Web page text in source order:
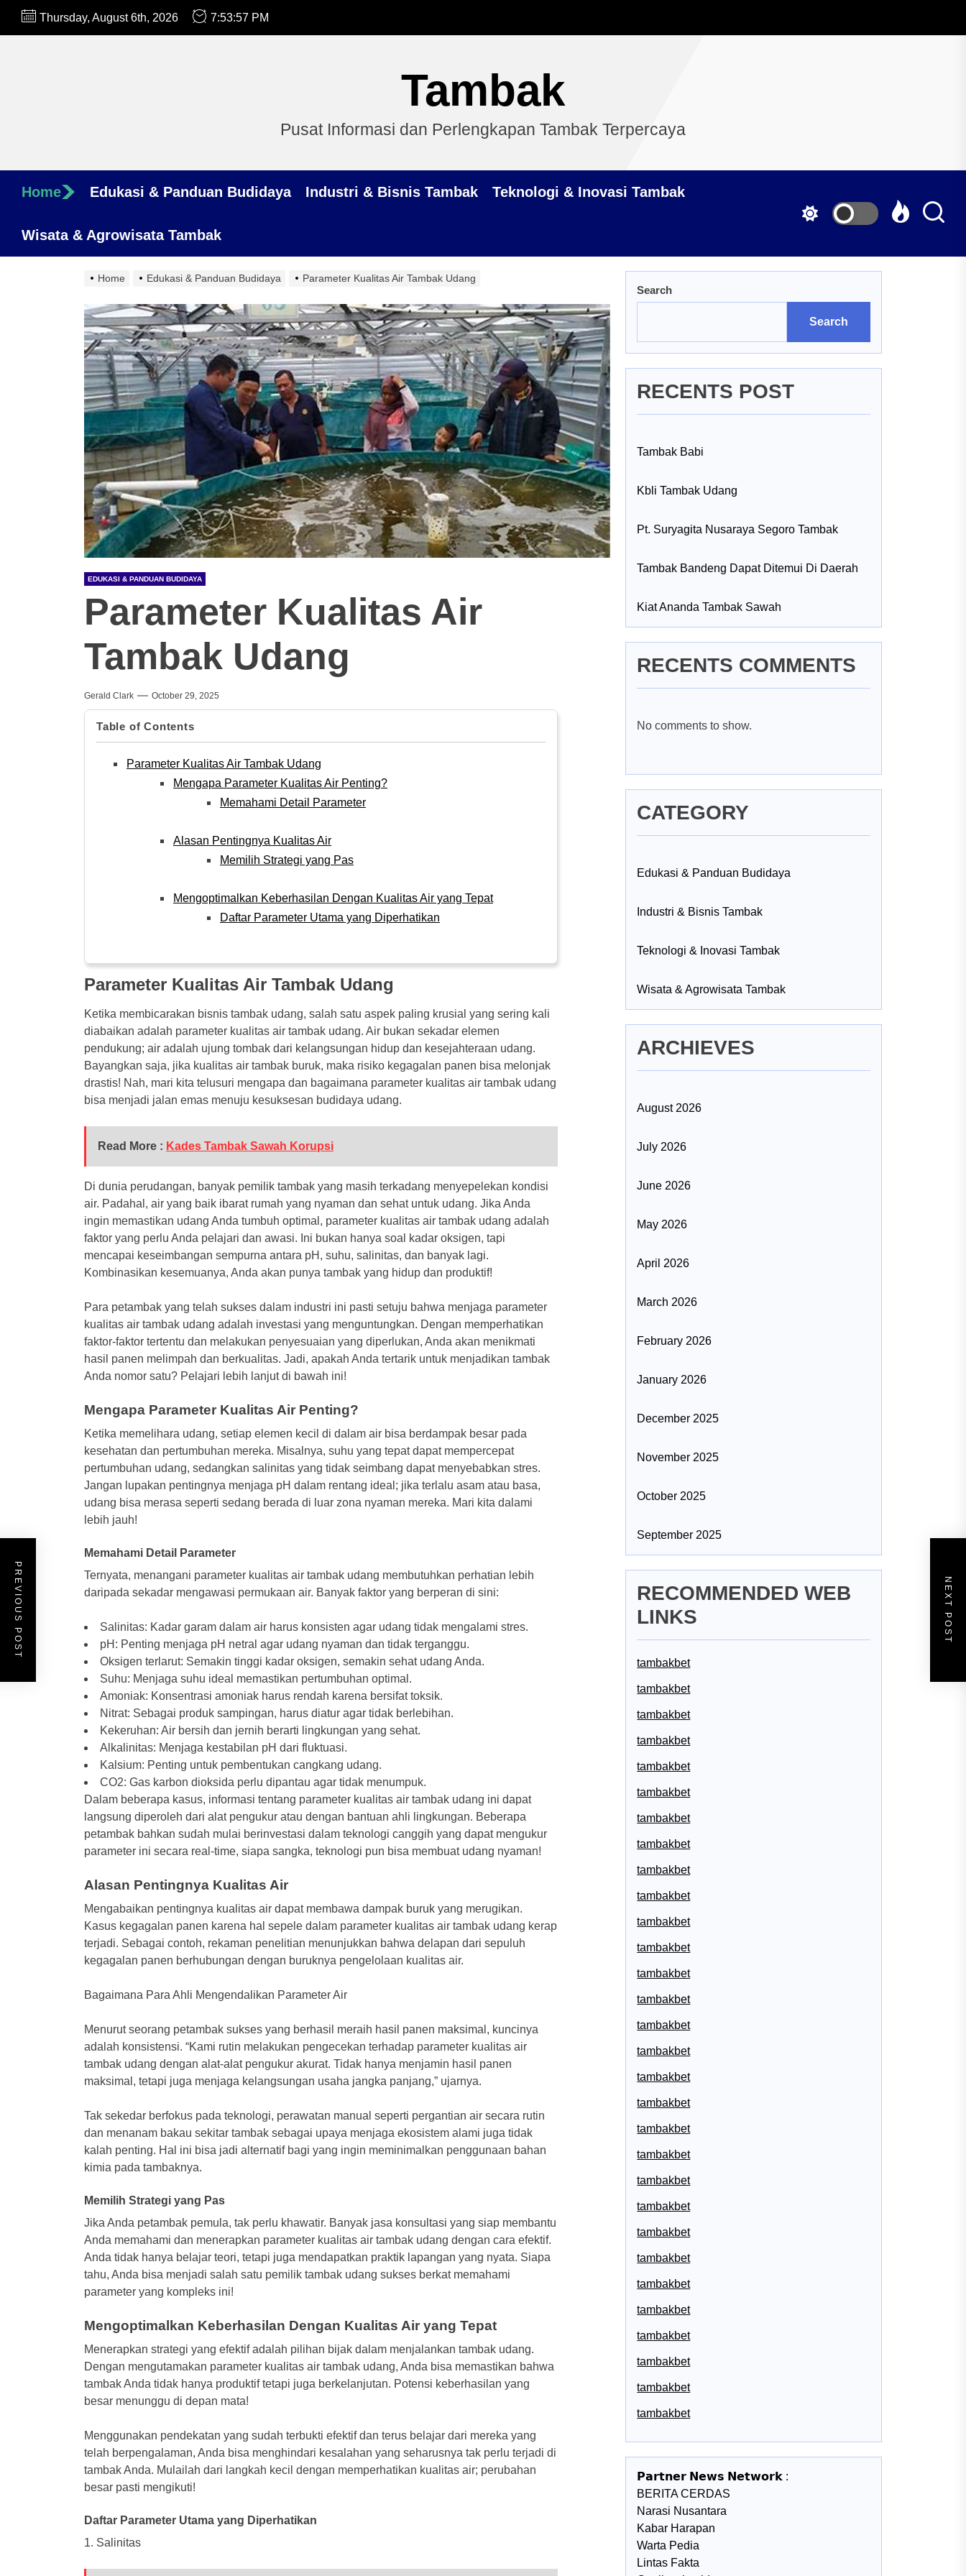
Skip
Thursday, August 6th, 2026 7:53:58 PM
Tambak
Pusat Informasi dan Perlengkapan Tambak Terpercaya
Home Edukasi & Panduan Budidaya Industri & Bisnis Tambak Teknologi & Inovasi Tambak
Wisata & Agrowisata Tambak
Home Edukasi & Panduan Budidaya Parameter Kualitas Air Tambak Udang
EDUKASI & PANDUAN BUDIDAYA
Parameter Kualitas Air
Tambak Udang
Gerald Clark October 29, 2025
Table of Contents
Parameter Kualitas Air Tambak Udang
Mengapa Parameter Kualitas Air Penting?
Memahami Detail Parameter
Alasan Pentingnya Kualitas Air
Memilih Strategi yang Pas
Mengoptimalkan Keberhasilan Dengan Kualitas Air yang Tepat
Daftar Parameter Utama yang Diperhatikan
Parameter Kualitas Air Tambak Udang
Ketika membicarakan bisnis tambak udang, salah satu aspek paling krusial yang sering kali
diabaikan adalah parameter kualitas air tambak udang. Air bukan sekadar elemen
pendukung; air adalah ujung tombak dari kelangsungan hidup dan kesejahteraan udang.
Bayangkan saja, jika kualitas air tambak buruk, maka risiko kegagalan panen bisa melonjak
drastis! Nah, mari kita telusuri mengapa dan bagaimana parameter kualitas air tambak udang
bisa menjadi jalan emas menuju kesuksesan budidaya udang.
Read More : Kades Tambak Sawah Korupsi
Di dunia perudangan, banyak pemilik tambak yang masih terkadang menyepelekan kondisi
air. Padahal, air yang baik ibarat rumah yang nyaman dan sehat untuk udang. Jika Anda
ingin memastikan udang Anda tumbuh optimal, parameter kualitas air tambak udang adalah
faktor yang perlu Anda pelajari dan awasi. Ini bukan hanya soal kadar oksigen, tapi
mencapai keseimbangan sempurna antara pH, suhu, salinitas, dan banyak lagi.
Kombinasikan kesemuanya, Anda akan punya tambak yang hidup dan produktif!
Para petambak yang telah sukses dalam industri ini pasti setuju bahwa menjaga parameter
kualitas air tambak udang adalah investasi yang menguntungkan. Dengan memperhatikan
faktor-faktor tertentu dan melakukan penyesuaian yang diperlukan, Anda akan menikmati
hasil panen melimpah dan berkualitas. Jadi, apakah Anda tertarik untuk menjadikan tambak
Anda nomor satu? Pelajari lebih lanjut di bawah ini!
Mengapa Parameter Kualitas Air Penting?
Ketika memelihara udang, setiap elemen kecil di dalam air bisa berdampak besar pada
kesehatan dan pertumbuhan mereka. Misalnya, suhu yang tepat dapat mempercepat
pertumbuhan udang, sedangkan salinitas yang tidak seimbang dapat menyebabkan stres.
Jangan lupakan pentingnya menjaga pH dalam rentang ideal; jika terlalu asam atau basa,
udang bisa merasa seperti sedang berada di luar zona nyaman mereka. Mari kita dalami
lebih jauh!
Memahami Detail Parameter
Ternyata, menangani parameter kualitas air tambak udang membutuhkan perhatian lebih
daripada sekadar mengawasi permukaan air. Banyak faktor yang berperan di sini:
Salinitas: Kadar garam dalam air harus konsisten agar udang tidak mengalami stres.
pH: Penting menjaga pH netral agar udang nyaman dan tidak terganggu.
Oksigen terlarut: Semakin tinggi kadar oksigen, semakin sehat udang Anda.
Suhu: Menjaga suhu ideal memastikan pertumbuhan optimal.
Amoniak: Konsentrasi amoniak harus rendah karena bersifat toksik.
Nitrat: Sebagai produk sampingan, harus diatur agar tidak berlebihan.
Kekeruhan: Air bersih dan jernih berarti lingkungan yang sehat.
Alkalinitas: Menjaga kestabilan pH dari fluktuasi.
Kalsium: Penting untuk pembentukan cangkang udang.
CO2: Gas karbon dioksida perlu dipantau agar tidak menumpuk.
Dalam beberapa kasus, informasi tentang parameter kualitas air tambak udang ini dapat
langsung diperoleh dari alat pengukur atau dengan bantuan ahli lingkungan. Beberapa
petambak bahkan sudah mulai berinvestasi dalam teknologi canggih yang dapat mengukur
parameter ini secara real-time, siapa sangka, teknologi pun bisa membuat udang nyaman!
Alasan Pentingnya Kualitas Air
Mengabaikan pentingnya kualitas air dapat membawa dampak buruk yang merugikan.
Kasus kegagalan panen karena hal sepele dalam parameter kualitas air tambak udang kerap
terjadi. Sebagai contoh, rekaman penelitian menunjukkan bahwa delapan dari sepuluh
kegagalan panen berhubungan dengan buruknya pengelolaan kualitas air.
Bagaimana Para Ahli Mengendalikan Parameter Air
Menurut seorang petambak sukses yang berhasil meraih hasil panen maksimal, kuncinya
adalah konsistensi. “Kami rutin melakukan pengecekan terhadap parameter kualitas air
tambak udang dengan alat-alat pengukur akurat. Tidak hanya menjamin hasil panen
maksimal, tetapi juga menjaga kelangsungan usaha jangka panjang,” ujarnya.
Tak sekedar berfokus pada teknologi, perawatan manual seperti pergantian air secara rutin
dan menanam bakau sekitar tambak sebagai upaya menjaga ekosistem alami juga tidak
kalah penting. Hal ini bisa jadi alternatif bagi yang ingin meminimalkan penggunaan bahan
kimia pada tambaknya.
Memilih Strategi yang Pas
Jika Anda petambak pemula, tak perlu khawatir. Banyak jasa konsultasi yang siap membantu
Anda memahami dan menerapkan parameter kualitas air tambak udang dengan cara efektif.
Anda tidak hanya belajar teori, tetapi juga mendapatkan praktik lapangan yang nyata. Siapa
tahu, Anda bisa menjadi salah satu pemilik tambak udang sukses berkat memahami
parameter yang kompleks ini!
Mengoptimalkan Keberhasilan Dengan Kualitas Air yang Tepat
Menerapkan strategi yang efektif adalah pilihan bijak dalam menjalankan tambak udang.
Dengan mengutamakan parameter kualitas air tambak udang, Anda bisa memastikan bahwa
tambak Anda tidak hanya produktif tetapi juga berkelanjutan. Potensi keberhasilan yang
besar menunggu di depan mata!
Menggunakan pendekatan yang sudah terbukti efektif dan terus belajar dari mereka yang
telah berpengalaman, Anda bisa menghindari kesalahan yang seharusnya tak perlu terjadi di
tambak Anda. Mulailah dari langkah kecil dengan memperhatikan kualitas air; perubahan
besar pasti mengikuti!
Daftar Parameter Utama yang Diperhatikan
1. Salinitas
PREVIOUS POST NEXT POST
Search
Search
RECENTS POST
Tambak Babi
Kbli Tambak Udang
Pt. Suryagita Nusaraya Segoro Tambak
Tambak Bandeng Dapat Ditemui Di Daerah
Kiat Ananda Tambak Sawah
RECENTS COMMENTS
No comments to show.
CATEGORY
Edukasi & Panduan Budidaya
Industri & Bisnis Tambak
Teknologi & Inovasi Tambak
Wisata & Agrowisata Tambak
ARCHIEVES
August 2026
July 2026
June 2026
May 2026
April 2026
March 2026
February 2026
January 2026
December 2025
November 2025
October 2025
September 2025
RECOMMENDED WEB
LINKS
tambakbet
tambakbet
tambakbet
tambakbet
tambakbet
tambakbet
tambakbet
tambakbet
tambakbet
tambakbet
tambakbet
tambakbet
tambakbet
tambakbet
tambakbet
tambakbet
tambakbet
tambakbet
tambakbet
tambakbet
tambakbet
tambakbet
tambakbet
tambakbet
tambakbet
tambakbet
tambakbet
tambakbet
tambakbet
tambakbet
𝗣𝗮𝗿𝘁𝗻𝗲𝗿 𝗡𝗲𝘄𝘀 𝗡𝗲𝘁𝘄𝗼𝗿𝗸 :
BERITA CERDAS
Narasi Nusantara
Kabar Harapan
Warta Pedia
Lintas Fakta